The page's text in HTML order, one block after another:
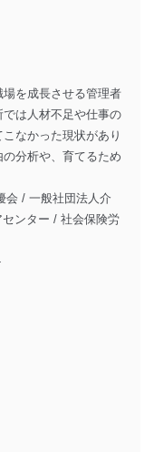
を成長させる管理者
は人材不足や仕事の
なかった現状があり
分析や、育てるため
会 / 一般社団法人介
ンター / 社会保険労